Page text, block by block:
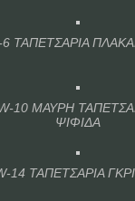
6 ΤΑΠΕΤΣΑΡΙΑ
10 ΜΑΥΡΗ
ΨΙΦΙΔΑ
14 ΤΑΠΕΤΣΑΡΙΑ